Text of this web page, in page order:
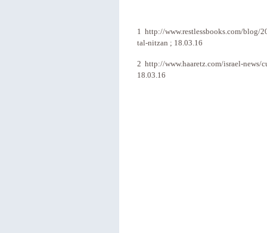
1 http://www.restlessbooks.com/blog/
tal-nitzan ; 18.03.16
2 http://www.haaretz.com/israel-news/
18.03.16